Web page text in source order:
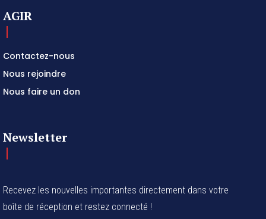
AGIR
Contactez-nous
Nous rejoindre
Nous faire un don
Newsletter
Recevez les nouvelles importantes directement dans votre
boîte de réception et restez connecté !